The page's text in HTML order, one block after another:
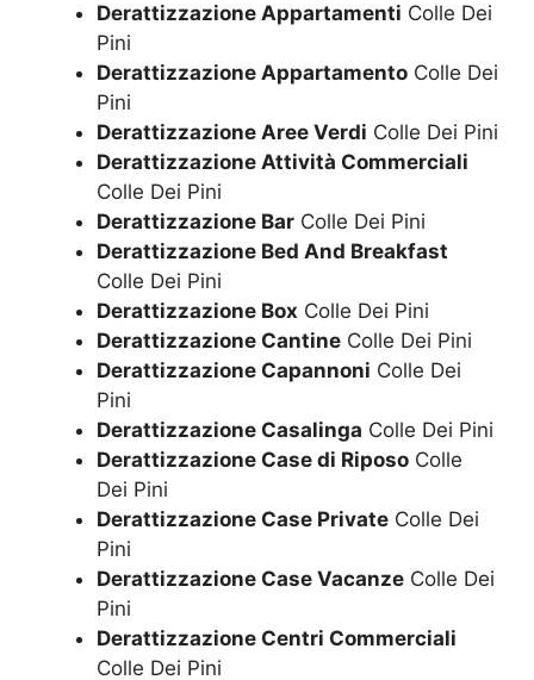
Derattizzazione Appartamenti Colle Dei
Pini
Derattizzazione Appartamento Colle Dei
Pini
Derattizzazione Aree Verdi Colle Dei Pini
Derattizzazione Attività Commerciali
Colle Dei Pini
Derattizzazione Bar Colle Dei Pini
Derattizzazione Bed And Breakfast
Colle Dei Pini
Derattizzazione Box Colle Dei Pini
Derattizzazione Cantine Colle Dei Pini
Derattizzazione Capannoni Colle Dei
Pini
Derattizzazione Casalinga Colle Dei Pini
Derattizzazione Case di Riposo Colle
Dei Pini
Derattizzazione Case Private Colle Dei
Pini
Derattizzazione Case Vacanze Colle Dei
Pini
Derattizzazione Centri Commerciali
Colle Dei Pini